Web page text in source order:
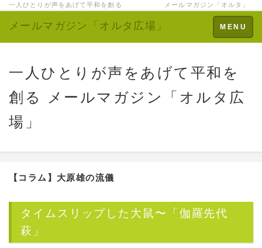
一人ひとりが声をあげて平和を創る メールマガジン「オルタ」
Toggle
navigation
MENU
メールマガジン「オルタ広場」
一人ひとりが声をあげて平和を
創る メールマガジン「オルタ広
場」
【コラム】大原雄の流儀
タイムスリップした大鼠〜「伽羅先代
萩」